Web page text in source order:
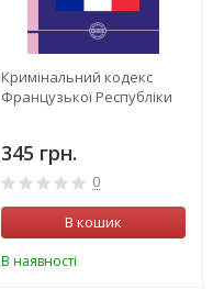
Кримінальний кодекс
Французької Республіки
345 грн.
0
В кошик
В наявності